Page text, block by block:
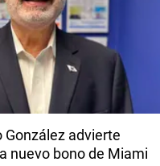
González advierte
nuevo bono de Miami